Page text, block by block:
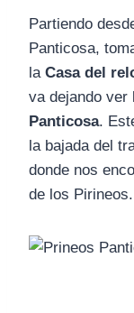
Partiendo
Panticosa,
la Casa del
va dejando ver
Panticosa.
la bajada del
donde nos
de los Pirineos.